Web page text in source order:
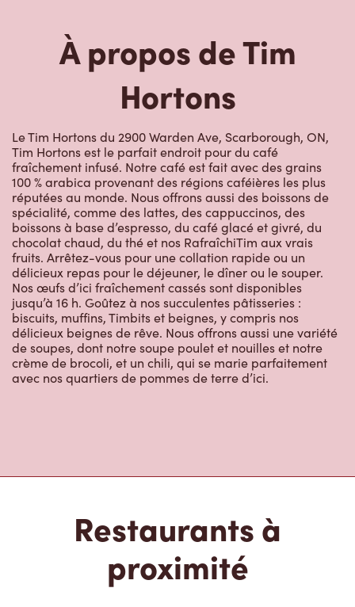
À propos de Tim
Hortons
Le Tim Hortons du 2900 Warden Ave, Scarborough, ON,
Tim Hortons est le parfait endroit pour du café
fraîchement infusé. Notre café est fait avec des grains
100 % arabica provenant des régions caféières les plus
réputées au monde. Nous offrons aussi des boissons de
spécialité, comme des lattes, des cappuccinos, des
boissons à base d’espresso, du café glacé et givré, du
chocolat chaud, du thé et nos RafraîchiTim aux vrais
fruits. Arrêtez-vous pour une collation rapide ou un
délicieux repas pour le déjeuner, le dîner ou le souper.
Nos œufs d’ici fraîchement cassés sont disponibles
jusqu’à 16 h. Goûtez à nos succulentes pâtisseries :
biscuits, muffins, Timbits et beignes, y compris nos
délicieux beignes de rêve. Nous offrons aussi une variété
de soupes, dont notre soupe poulet et nouilles et notre
crème de brocoli, et un chili, qui se marie parfaitement
avec nos quartiers de pommes de terre d’ici.
Restaurants à
proximité